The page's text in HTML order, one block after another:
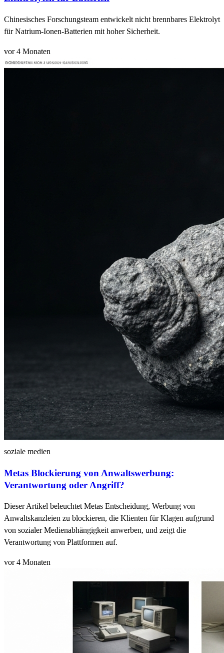
Chinesisches Forschungsteam entwickelt nicht brennbares Elektrolyt
für Natrium-Ionen-Batterien mit hoher Sicherheit.
vor 4 Monaten
soziale medien
Metas Blockierung von Anwaltswerbung:
Verantwortung oder Angriff?
Dieser Artikel beleuchtet Metas Entscheidung, Werbung von
Anwaltskanzleien zu blockieren, die Klienten für Klagen aufgrund
von sozialer Medienabhängigkeit anwerben, und zeigt die
Verantwortung von Plattformen auf.
vor 4 Monaten